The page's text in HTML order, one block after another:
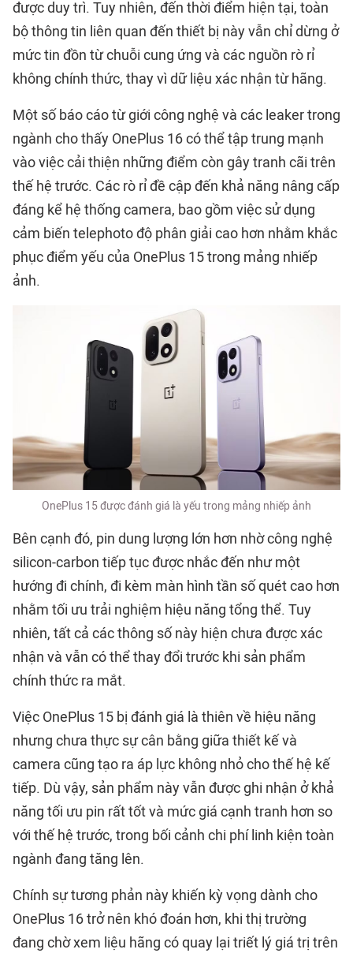
được duy trì. Tuy nhiên, đến thời điểm hiện tại, toàn
bộ thông tin liên quan đến thiết bị này vẫn chỉ dừng ở
mức tin đồn từ chuỗi cung ứng và các nguồn rò rỉ
không chính thức, thay vì dữ liệu xác nhận từ hãng.
Một số báo cáo từ giới công nghệ và các leaker trong
ngành cho thấy OnePlus 16 có thể tập trung mạnh
vào việc cải thiện những điểm còn gây tranh cãi trên
thế hệ trước. Các rò rỉ đề cập đến khả năng nâng cấp
đáng kể hệ thống camera, bao gồm việc sử dụng
cảm biến telephoto độ phân giải cao hơn nhằm khắc
phục điểm yếu của OnePlus 15 trong mảng nhiếp
ảnh.
OnePlus 15 được đánh giá là yếu trong mảng nhiếp ảnh
Bên cạnh đó, pin dung lượng lớn hơn nhờ công nghệ
silicon-carbon tiếp tục được nhắc đến như một
hướng đi chính, đi kèm màn hình tần số quét cao hơn
nhằm tối ưu trải nghiệm hiệu năng tổng thể. Tuy
nhiên, tất cả các thông số này hiện chưa được xác
nhận và vẫn có thể thay đổi trước khi sản phẩm
chính thức ra mắt.
Việc OnePlus 15 bị đánh giá là thiên về hiệu năng
nhưng chưa thực sự cân bằng giữa thiết kế và
camera cũng tạo ra áp lực không nhỏ cho thế hệ kế
tiếp. Dù vậy, sản phẩm này vẫn được ghi nhận ở khả
năng tối ưu pin rất tốt và mức giá cạnh tranh hơn so
với thế hệ trước, trong bối cảnh chi phí linh kiện toàn
ngành đang tăng lên.
Chính sự tương phản này khiến kỳ vọng dành cho
OnePlus 16 trở nên khó đoán hơn, khi thị trường
đang chờ xem liệu hãng có quay lại triết lý giá trị trên